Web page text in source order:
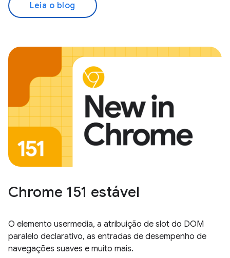
Leia o blog
Chrome 151 estável
O elemento usermedia, a atribuição de slot do DOM
paralelo declarativo, as entradas de desempenho de
navegações suaves e muito mais.